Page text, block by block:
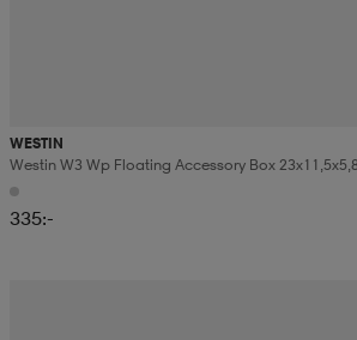
WESTIN
Westin W3 Wp Floating Accessory Box
335:-